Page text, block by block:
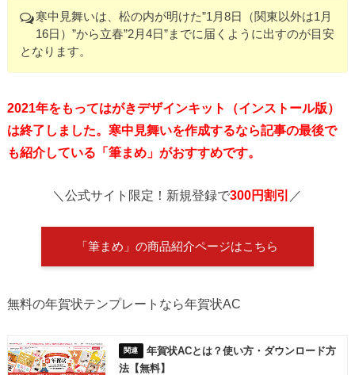
寒中見舞いは、松の内が明けた”1月8日（関東以外は1月
16日）”から立春”2月4日”までに届くように出すのが目安
となります。
2021年をもってはがきデザインキット（インストール版）
は終了しました。寒中見舞いを作成するなら記事の最後で
も紹介している「筆まめ」がおすすめです。
＼公式サイト限定！新規登録で300円割引 ／
「筆まめ」の商品紹介ページはこちら
無料の年賀状テンプレートなら年賀状AC
年賀状ACとは？使い方・ダウンロード方
法【無料】